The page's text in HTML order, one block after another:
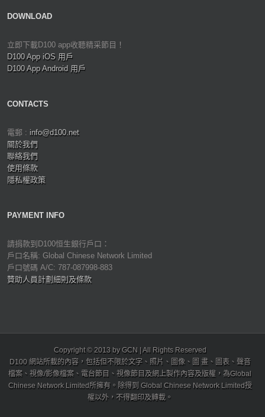
DOWNLOAD
立即下載D100 app收聽精采節目！
D100 App iOS 用戶
D100 App Android 用戶
CONTACTS
電郵 : info@d100.net
關於我們
聯絡我們
使用條款
隱私權政策
PAYMENT INFO
請捐款到D100恒生銀行戶口：
戶口名稱: Global Chinese Network Limited
戶口號碼 A/C: 787-087998-883
贊助人員計劃細則及條款
Copyright © 2013 by GCN | All Rights Reserved
D100 網站所載的內容，包括但不限於文字、照片、圖像、圖 畫、圖表、聲音
檔案、視像/影像檔案、電台節目、視像節目及網上製作內容及版權，為Global
Chinese Network Limited所擁有。除得到 Global Chinese Network Limited授
權以外，不得翻印及轉載。